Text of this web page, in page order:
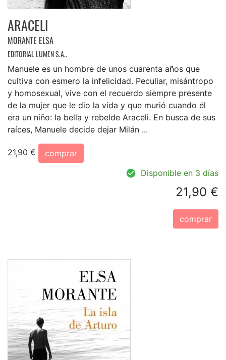
ARACELI
MORANTE ELSA
EDITORIAL LUMEN S.A..
Manuele es un hombre de unos cuarenta años que
cultiva con esmero la infelicidad. Peculiar, misántropo
y homosexual, vive con el recuerdo siempre presente
de la mujer que le dio la vida y que murió cuando él
era un niño: la bella y rebelde Araceli. En busca de sus
raíces, Manuele decide dejar Milán ...
21,90 €
comprar
Disponible en 3 días
21,90 €
comprar